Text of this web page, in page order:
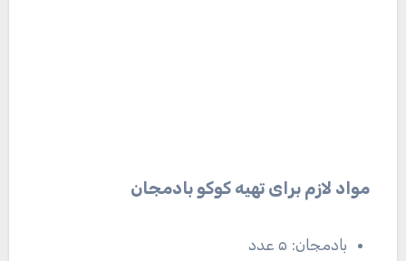
مواد لازم برای تهیه کوکو بادمجان
بادمجان: ۵ عدد